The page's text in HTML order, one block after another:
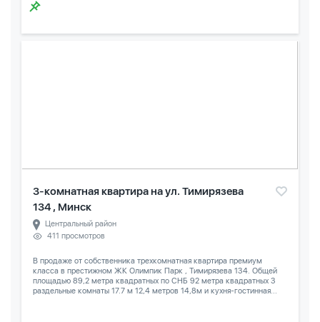
3-комнатная квартира на ул. Тимирязева
134 , Минск
Центральный район
411 просмотров
В продаже от собственника трехкомнатная квартира премиум
класса в престижном ЖК Олимпик Парк , Тимирязева 134. Общей
площадью 89,2 метра квадратных по СНБ 92 метра квадратных 3
раздельные комнаты 17.7 м 12,4 метров 14,8м и кухня-гостинная...